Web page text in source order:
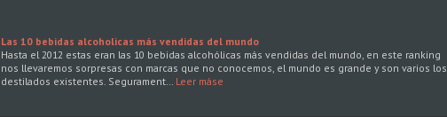
Las 10 bebidas alcoholicas más vendidas del mundo
Hasta el 2012 estas eran las 10 bebidas alcohólicas más vendidas del mundo, en este ranking
nos llevaremos sorpresas con marcas que no conocemos, el mundo es grande y son varios los
destilados existentes. Segurament…
Leer máse